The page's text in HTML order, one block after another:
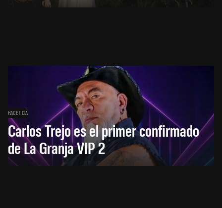
HACE 1 DÍA
Carlos Trejo es el primer confirmado
de La Granja VIP 2